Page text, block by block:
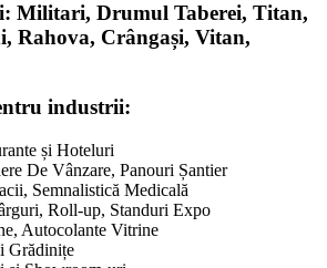
Militari, Drumul Taberei, Titan,
Rahova, Crângași, Vitan,
industrii:
și Hoteluri
De Vânzare, Panouri Șantier
Semnalistică Medicală
Roll-up, Standuri Expo
Autocolante Vitrine
Grădinițe